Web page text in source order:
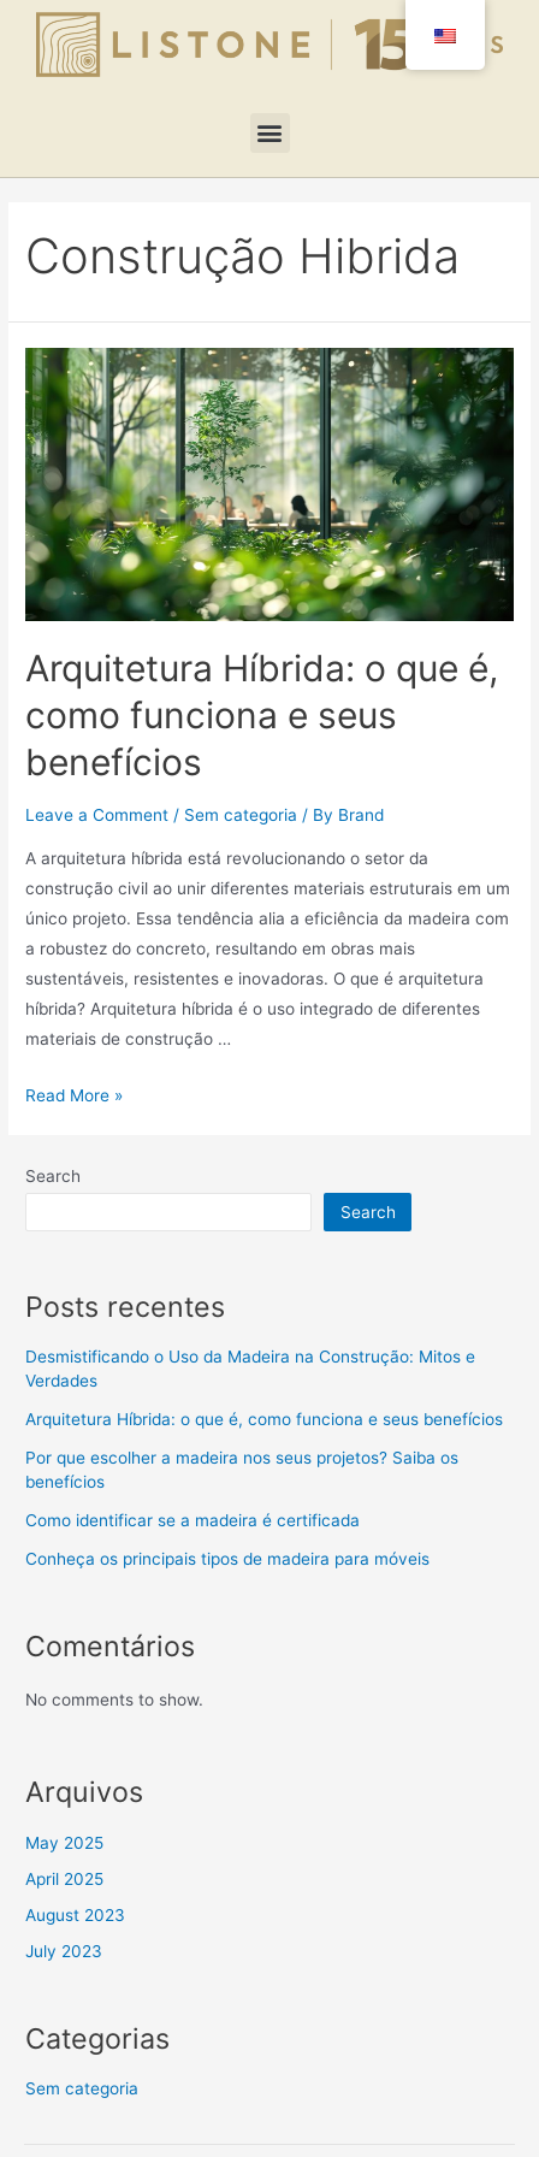
Construção Hibrida
Arquitetura Híbrida: o que é,
como funciona e seus
benefícios
Leave a Comment / Sem categoria / By Brand
A arquitetura híbrida está revolucionando o setor da
construção civil ao unir diferentes materiais estruturais em um
único projeto. Essa tendência alia a eficiência da madeira com
a robustez do concreto, resultando em obras mais
sustentáveis, resistentes e inovadoras. O que é arquitetura
híbrida? Arquitetura híbrida é o uso integrado de diferentes
materiais de construção …
Read More »
Search
Search
Posts recentes
Desmistificando o Uso da Madeira na Construção: Mitos e
Verdades
Arquitetura Híbrida: o que é, como funciona e seus benefícios
Por que escolher a madeira nos seus projetos? Saiba os
benefícios
Como identificar se a madeira é certificada
Conheça os principais tipos de madeira para móveis
Comentários
No comments to show.
Arquivos
May 2025
April 2025
August 2023
July 2023
Categorias
Sem categoria